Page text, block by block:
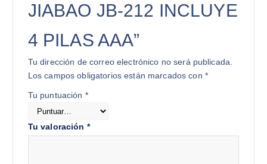
JIABAO JB-212 INCLUYE
4 PILAS AAA”
Tu dirección de correo electrónico no será publicada.
Los campos obligatorios están marcados con *
Tu puntuación *
Tu valoración *